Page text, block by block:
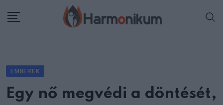
EMBEREK
Egy nő megvédi a döntését,